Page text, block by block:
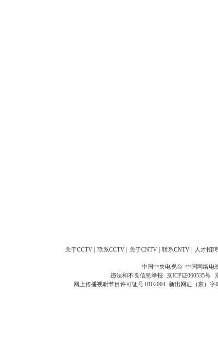
关于CCTV 联系CCTV 关于CNTV 联系CNTV 人才招聘
中国中央电视台 中国网络电
违法和不良信息举报 京ICP证060535号
网上传播视听节目许可证号 0102004 新出网证（京）